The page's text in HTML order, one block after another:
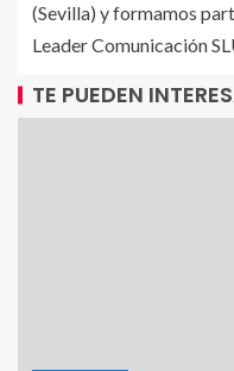
(Sevilla) y formamos
Leader Comunicación
TE PUEDEN